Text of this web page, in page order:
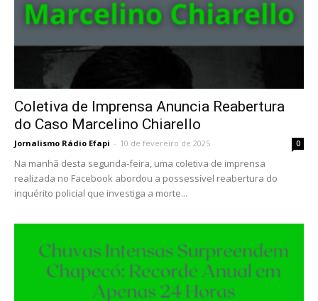
Coletiva de Imprensa Anuncia Reabertura
do Caso Marcelino Chiarello
Jornalismo Rádio Efapi - 10 de fevereiro de 2025 0
Na manhã desta segunda-feira, uma coletiva de imprensa
realizada no Facebook abordou a possessível reabertura do
inquérito policial que investiga a morte...